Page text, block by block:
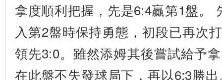
拿度順利把握，先是6:4贏第1盤。
入第2盤時保持勇態，初段已再次
領先3:0。雖然添姆其後嘗試給予
在此盤不失發球局下，再以6:3勝